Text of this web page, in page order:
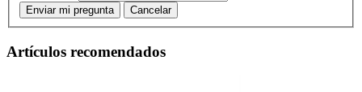
Enviar mi pregunta Cancelar
Artículos recomendados